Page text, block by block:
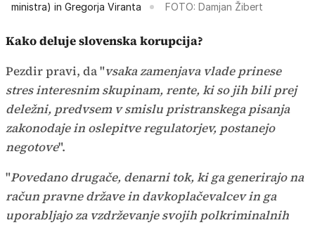
ministra) in Gregorja Viranta
FOTO: Damjan Žibert
Kako deluje slovenska korupcija?
Pezdir pravi, da "vsaka zamenjava vlade prinese
stres interesnim skupinam, rente, ki so jih bili prej
deležni, predvsem v smislu pristranskega pisanja
zakonodaje in oslepitve regulatorjev, postanejo
negotove".
"Povedano drugače, denarni tok, ki ga generirajo na
račun pravne države in davkoplačevalcev in ga
uporabljajo za vzdrževanje svojih polkriminalnih